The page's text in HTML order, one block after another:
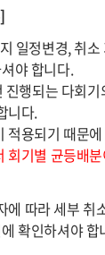
일정변경, 취소
야 합니다.
진행되는 다회
니다.
적용되기 때문에
회기별 균등배
에 따라 세부 취
확인하셔야 합